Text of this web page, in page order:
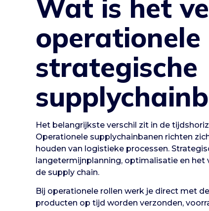
Wat is het
operationele
strategische
Het belangrijkste verschil zit in de
Operationele supplychainbanen richten
houden van logistieke processen.
langetermijnplanning, optimalisatie en
de supply chain.
Bij operationele rollen werk je direct met
producten op tijd worden verzonden,